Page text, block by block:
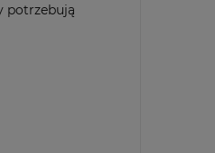
potrzebują